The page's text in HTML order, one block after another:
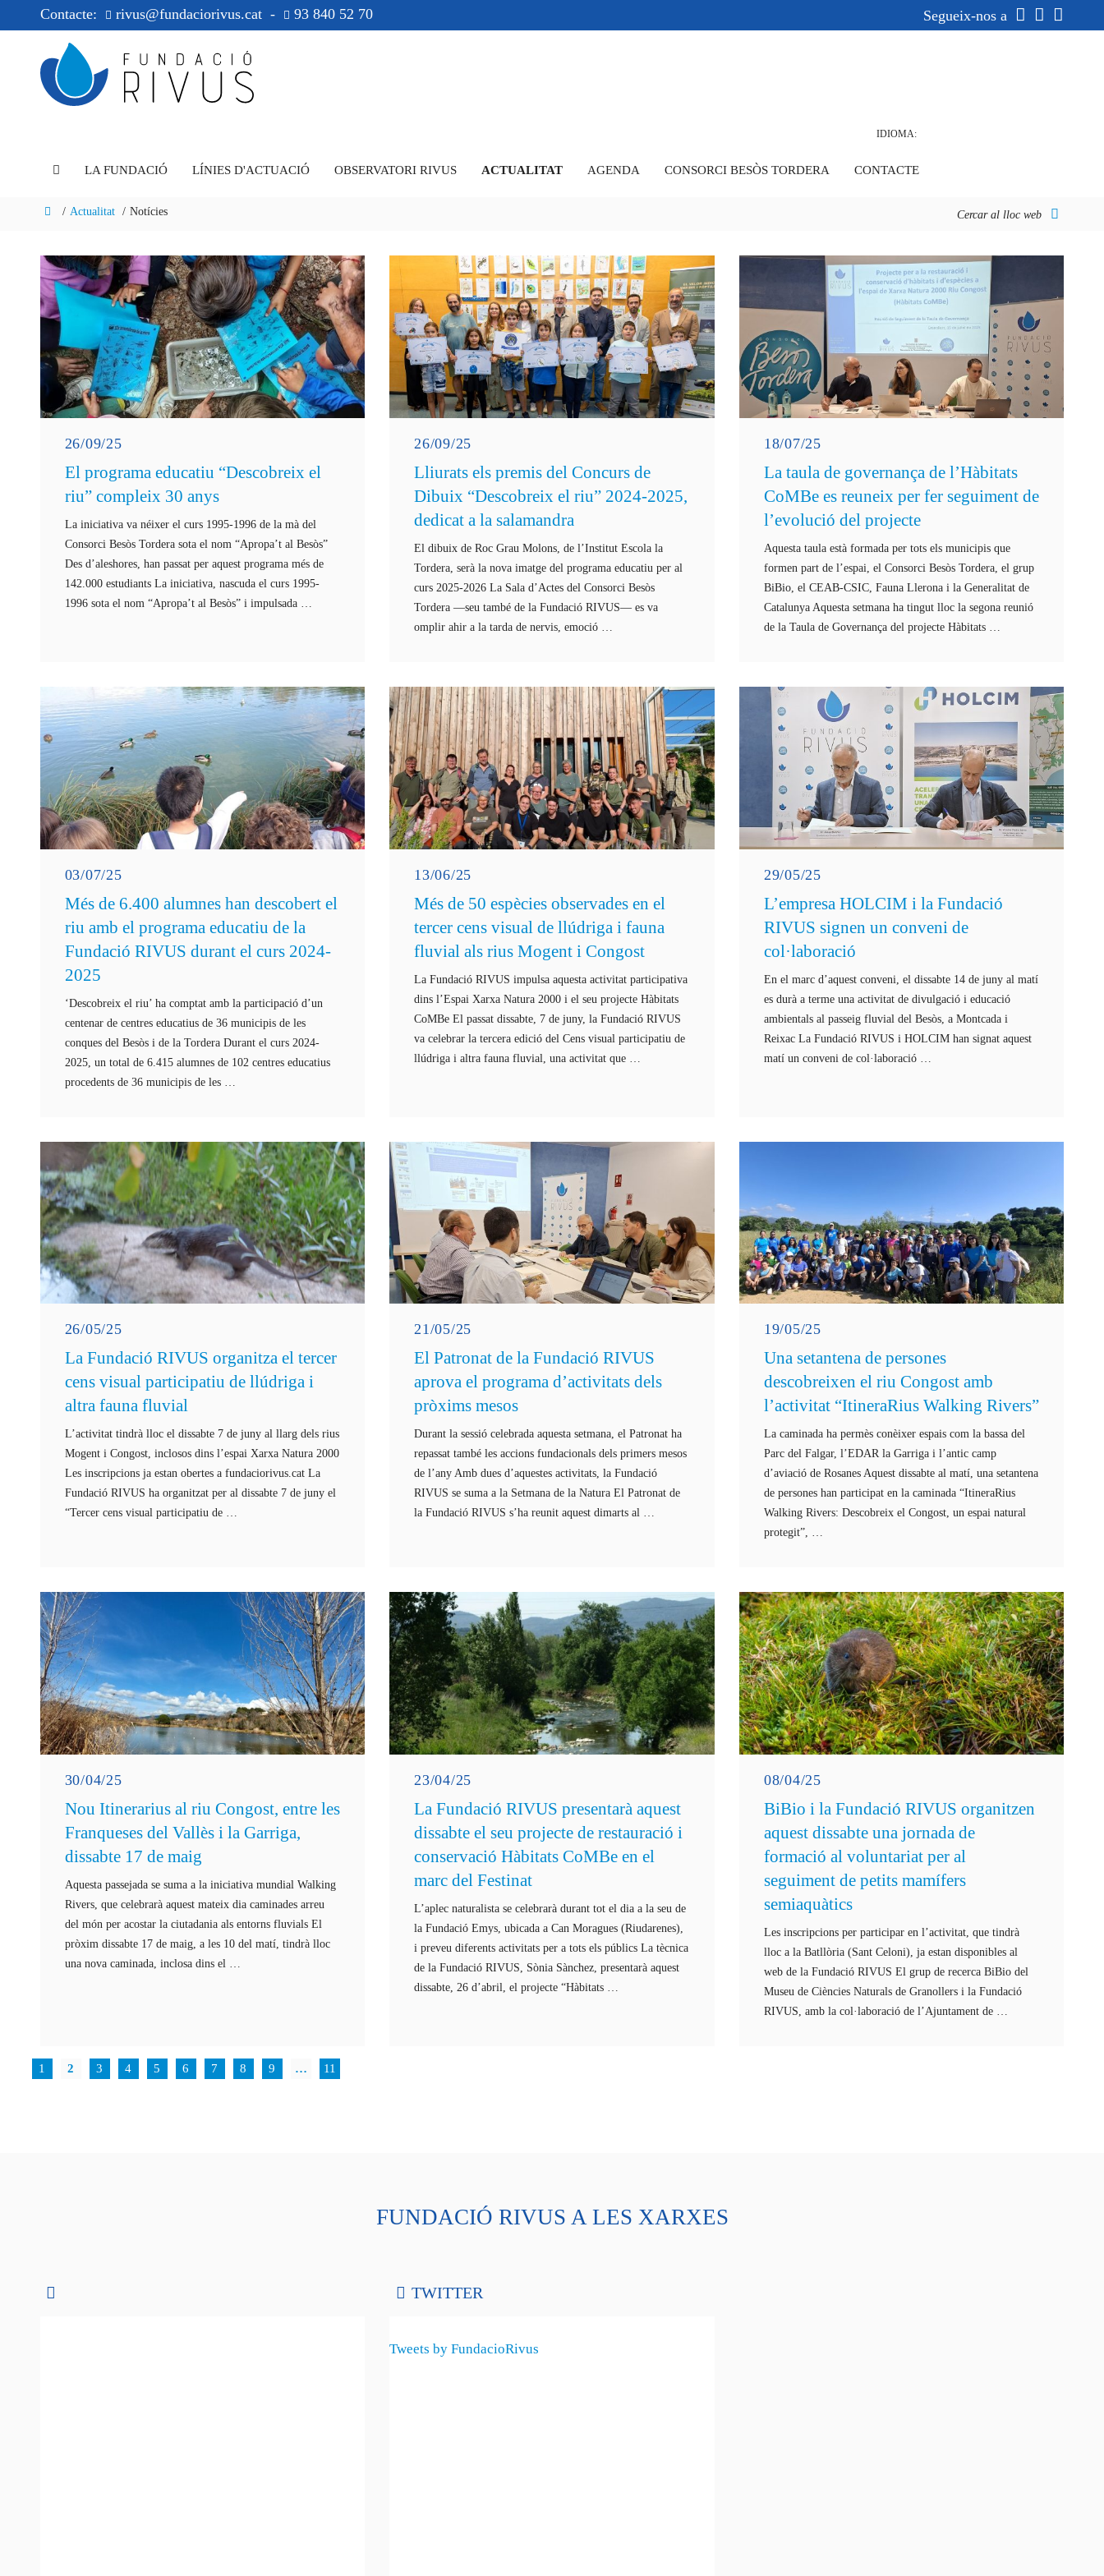
Contacte: rivus@fundaciorivus.cat - 93 840 52 70 Segueix-nos a
IDIOMA:
LA FUNDACIÓ LÍNIES D'ACTUACIÓ OBSERVATORI RIVUS ACTUALITAT AGENDA CONSORCI BESÒS TORDERA CONTACTE
Actualitat Notícies Cercar al lloc web
26/09/25
El programa educatiu “Descobreix el
riu” compleix 30 anys
La iniciativa va néixer el curs 1995-1996 de la mà del
Consorci Besòs Tordera sota el nom “Apropa’t al Besòs”
Des d’aleshores, han passat per aquest programa més de
142.000 estudiants La iniciativa, nascuda el curs 1995-
1996 sota el nom “Apropa’t al Besòs” i impulsada …
26/09/25
Lliurats els premis del Concurs de
Dibuix “Descobreix el riu” 2024-2025,
dedicat a la salamandra
El dibuix de Roc Grau Molons, de l’Institut Escola la
Tordera, serà la nova imatge del programa educatiu per al
curs 2025-2026 La Sala d’Actes del Consorci Besòs
Tordera —seu també de la Fundació RIVUS— es va
omplir ahir a la tarda de nervis, emoció …
18/07/25
La taula de governança de l’Hàbitats
CoMBe es reuneix per fer seguiment de
l’evolució del projecte
Aquesta taula està formada per tots els municipis que
formen part de l’espai, el Consorci Besòs Tordera, el grup
BiBio, el CEAB-CSIC, Fauna Llerona i la Generalitat de
Catalunya Aquesta setmana ha tingut lloc la segona reunió
de la Taula de Governança del projecte Hàbitats …
03/07/25
Més de 6.400 alumnes han descobert el
riu amb el programa educatiu de la
Fundació RIVUS durant el curs 2024-
2025
‘Descobreix el riu’ ha comptat amb la participació d’un
centenar de centres educatius de 36 municipis de les
conques del Besòs i de la Tordera Durant el curs 2024-
2025, un total de 6.415 alumnes de 102 centres educatius
procedents de 36 municipis de les …
13/06/25
Més de 50 espècies observades en el
tercer cens visual de llúdriga i fauna
fluvial als rius Mogent i Congost
La Fundació RIVUS impulsa aquesta activitat participativa
dins l’Espai Xarxa Natura 2000 i el seu projecte Hàbitats
CoMBe El passat dissabte, 7 de juny, la Fundació RIVUS
va celebrar la tercera edició del Cens visual participatiu de
llúdriga i altra fauna fluvial, una activitat que …
29/05/25
L’empresa HOLCIM i la Fundació
RIVUS signen un conveni de
col·laboració
En el marc d’aquest conveni, el dissabte 14 de juny al matí
es durà a terme una activitat de divulgació i educació
ambientals al passeig fluvial del Besòs, a Montcada i
Reixac La Fundació RIVUS i HOLCIM han signat aquest
matí un conveni de col·laboració …
26/05/25
La Fundació RIVUS organitza el tercer
cens visual participatiu de llúdriga i
altra fauna fluvial
L’activitat tindrà lloc el dissabte 7 de juny al llarg dels rius
Mogent i Congost, inclosos dins l’espai Xarxa Natura 2000
Les inscripcions ja estan obertes a fundaciorivus.cat La
Fundació RIVUS ha organitzat per al dissabte 7 de juny el
“Tercer cens visual participatiu de …
21/05/25
El Patronat de la Fundació RIVUS
aprova el programa d’activitats dels
pròxims mesos
Durant la sessió celebrada aquesta setmana, el Patronat ha
repassat també les accions fundacionals dels primers mesos
de l’any Amb dues d’aquestes activitats, la Fundació
RIVUS se suma a la Setmana de la Natura El Patronat de
la Fundació RIVUS s’ha reunit aquest dimarts al …
19/05/25
Una setantena de persones
descobreixen el riu Congost amb
l’activitat “ItineraRius Walking Rivers”
La caminada ha permès conèixer espais com la bassa del
Parc del Falgar, l’EDAR la Garriga i l’antic camp
d’aviació de Rosanes Aquest dissabte al matí, una setantena
de persones han participat en la caminada “ItineraRius
Walking Rivers: Descobreix el Congost, un espai natural
protegit”, …
30/04/25
Nou Itinerarius al riu Congost, entre les
Franqueses del Vallès i la Garriga,
dissabte 17 de maig
Aquesta passejada se suma a la iniciativa mundial Walking
Rivers, que celebrarà aquest mateix dia caminades arreu
del món per acostar la ciutadania als entorns fluvials El
pròxim dissabte 17 de maig, a les 10 del matí, tindrà lloc
una nova caminada, inclosa dins el …
23/04/25
La Fundació RIVUS presentarà aquest
dissabte el seu projecte de restauració i
conservació Hàbitats CoMBe en el
marc del Festinat
L’aplec naturalista se celebrarà durant tot el dia a la seu de
la Fundació Emys, ubicada a Can Moragues (Riudarenes),
i preveu diferents activitats per a tots els públics La tècnica
de la Fundació RIVUS, Sònia Sànchez, presentarà aquest
dissabte, 26 d’abril, el projecte “Hàbitats …
08/04/25
BiBio i la Fundació RIVUS organitzen
aquest dissabte una jornada de
formació al voluntariat per al
seguiment de petits mamífers
semiaquàtics
Les inscripcions per participar en l’activitat, que tindrà
lloc a la Batllòria (Sant Celoni), ja estan disponibles al
web de la Fundació RIVUS El grup de recerca BiBio del
Museu de Ciències Naturals de Granollers i la Fundació
RIVUS, amb la col·laboració de l’Ajuntament de …
1 2 3 4 5 6 7 8 9 … 11
FUNDACIÓ RIVUS A LES XARXES
TWITTER
Tweets by FundacioRivus